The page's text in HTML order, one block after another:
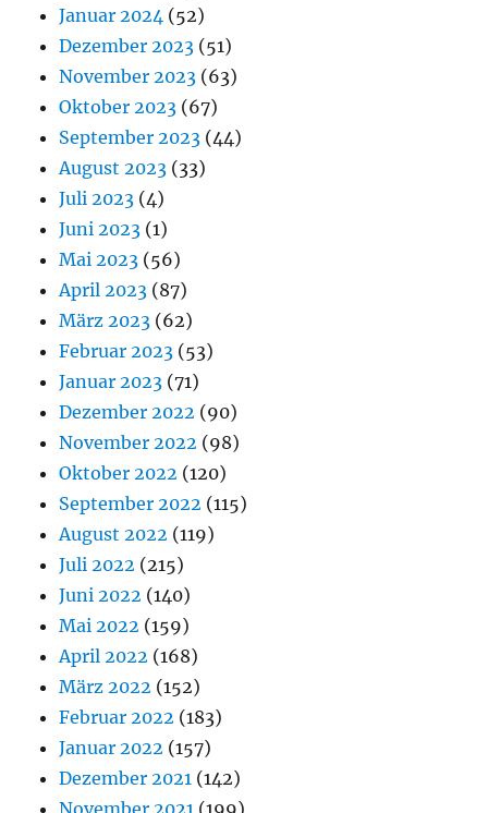
Januar 2024 (52)
Dezember 2023 (51)
November 2023 (63)
Oktober 2023 (67)
September 2023 (44)
August 2023 (33)
Juli 2023 (4)
Juni 2023 (1)
Mai 2023 (56)
April 2023 (87)
März 2023 (62)
Februar 2023 (53)
Januar 2023 (71)
Dezember 2022 (90)
November 2022 (98)
Oktober 2022 (120)
September 2022 (115)
August 2022 (119)
Juli 2022 (215)
Juni 2022 (140)
Mai 2022 (159)
April 2022 (168)
März 2022 (152)
Februar 2022 (183)
Januar 2022 (157)
Dezember 2021 (142)